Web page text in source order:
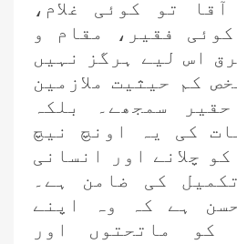
تو کوئی غلام،
فقیر، مقام و
اس لیے ہرگز نہیں
کم حیثیت ملازمین
سمجھے۔ بلکہ
کی یہ اونچ نیچ
چلانے اور انسانی
کی ضامن ہے۔
ہے کہ وہ اپنے
کو ماتحتوں اور